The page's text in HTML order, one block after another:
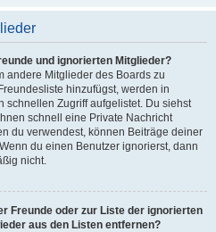
und ignorierten Mitglieder?
andere Mitglieder des Boards zu
hinzufügst, werden in
schnellen Zugriff aufgelistet. Du siehst
schnell eine Private Nachricht
du verwendest, können Beiträge deiner
du einen Benutzer ignorierst, dann
nicht.
Freunde oder zur Liste der ignorierten
aus den Listen entfernen?